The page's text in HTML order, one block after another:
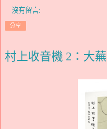
沒有留言:
分享
村上收音機 2：大